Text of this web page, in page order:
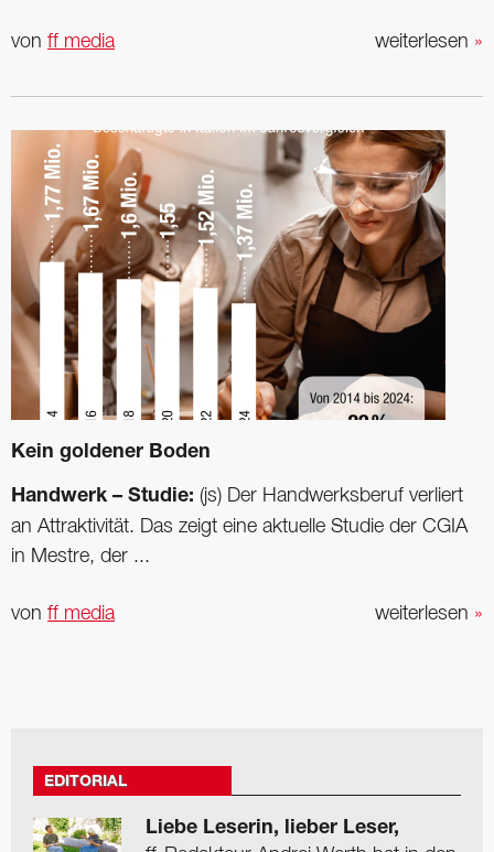
weiterlesen »
von ff media
Kein goldener Boden
Handwerk – Studie: (js) Der Handwerksberuf verliert
an Attraktivität. Das zeigt eine aktuelle Studie der CGIA
in Mestre, der ...
weiterlesen »
von ff media
EDITORIAL
Liebe Leserin, lieber Leser,